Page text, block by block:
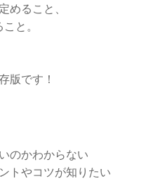
ること、
と。
版です！
のかわからない
トやコツが知りたい